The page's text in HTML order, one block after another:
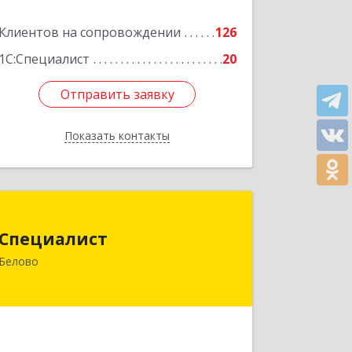
Клиентов на сопровождении
126
1С:Специалист
20
Отправить заявку
Показать контакты
Отправить заявку
Назад
Специалист
Белово
Кемеровская обл, Белово г, Ленина
Подробнее